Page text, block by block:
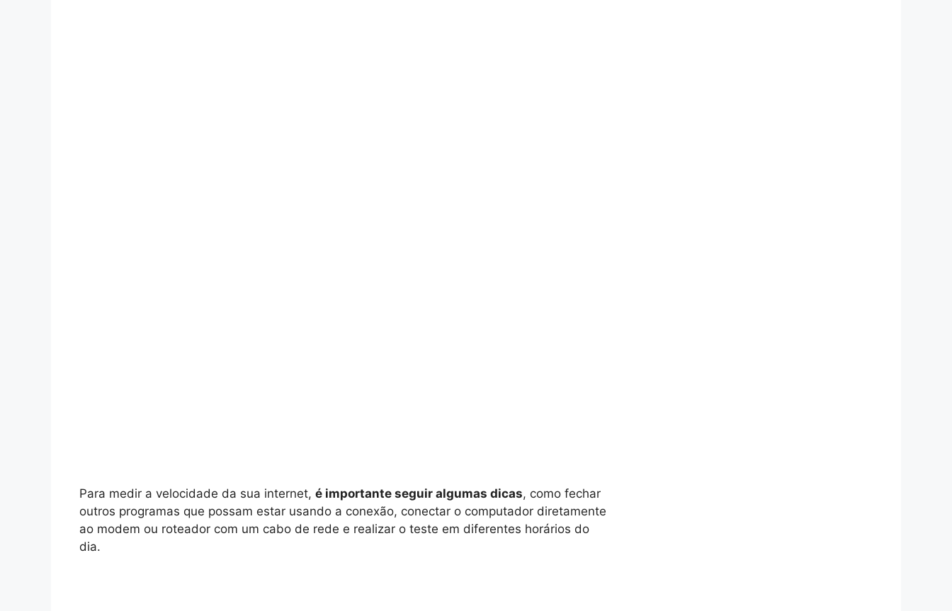
Para medir a velocidade da sua internet, é importante seguir algumas dicas, como fechar
outros programas que possam estar usando a conexão, conectar o computador diretamente
ao modem ou roteador com um cabo de rede e realizar o teste em diferentes horários do
dia.